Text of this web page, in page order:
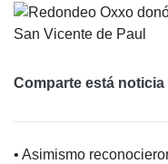
Comparte está noticia
• Asimismo